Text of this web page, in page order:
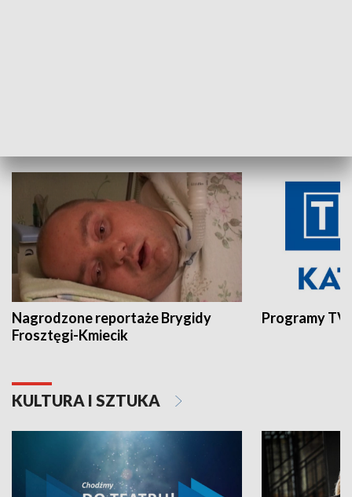
Nagrodzone reportaże Brygidy
Frosztęgi-Kmiecik
Programy
KULTURA I SZTUKA